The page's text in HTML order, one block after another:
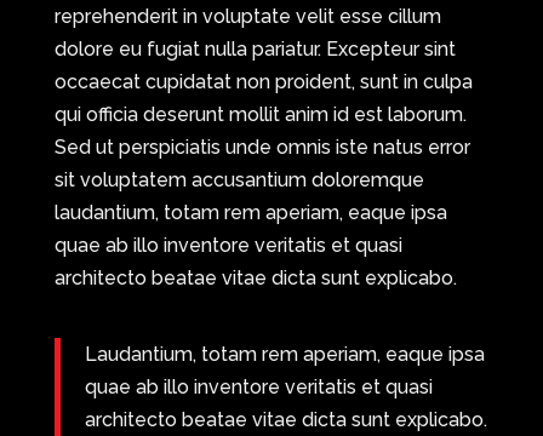
reprehenderit in voluptate velit esse cillum
dolore eu fugiat nulla pariatur. Excepteur sint
occaecat cupidatat non proident, sunt in culpa
qui officia deserunt mollit anim id est laborum.
Sed ut perspiciatis unde omnis iste natus error
sit voluptatem accusantium doloremque
laudantium, totam rem aperiam, eaque ipsa
quae ab illo inventore veritatis et quasi
architecto beatae vitae dicta sunt explicabo.
Laudantium, totam rem aperiam, eaque ipsa
quae ab illo inventore veritatis et quasi
architecto beatae vitae dicta sunt explicabo.